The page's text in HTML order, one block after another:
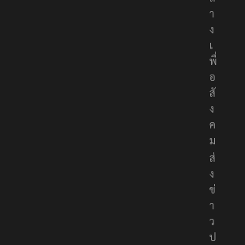
า
ง
เ
พื่
อ
สั
ง
ค
ม
ส่
ง
ข่
า
ว
ป